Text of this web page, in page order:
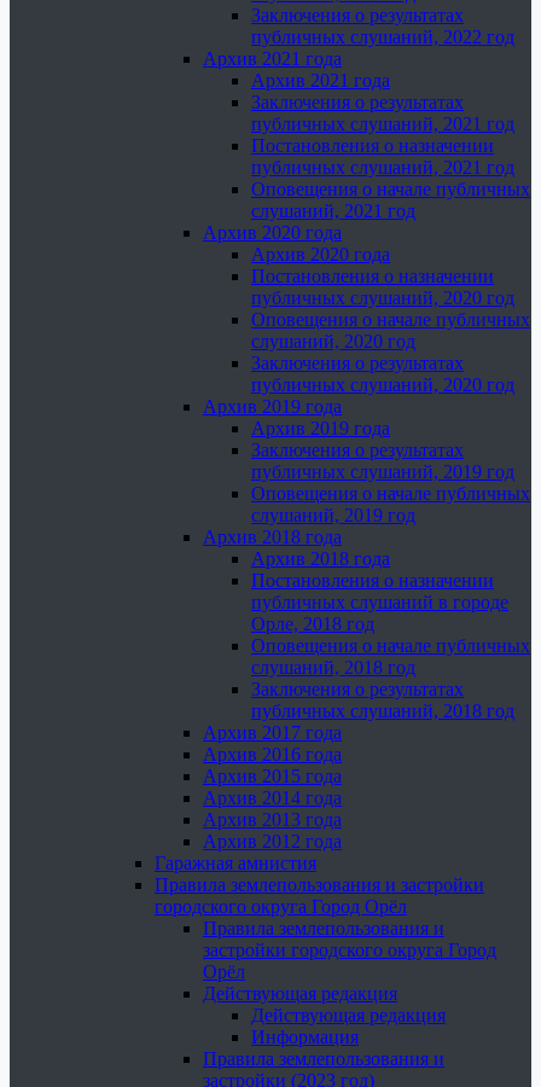
Заключения о результатах
публичных слушаний, 2022 год
Архив 2021 года
Архив 2021 года
Заключения о результатах
публичных слушаний, 2021 год
Постановления о назначении
публичных слушаний, 2021 год
Оповещения о начале публичных
слушаний, 2021 год
Архив 2020 года
Архив 2020 года
Постановления о назначении
публичных слушаний, 2020 год
Оповещения о начале публичных
слушаний, 2020 год
Заключения о результатах
публичных слушаний, 2020 год
Архив 2019 года
Архив 2019 года
Заключения о результатах
публичных слушаний, 2019 год
Оповещения о начале публичных
слушаний, 2019 год
Архив 2018 года
Архив 2018 года
Постановления о назначении
публичных слушаний в городе
Орле, 2018 год
Оповещения о начале публичных
слушаний, 2018 год
Заключения о результатах
публичных слушаний, 2018 год
Архив 2017 года
Архив 2016 года
Архив 2015 года
Архив 2014 года
Архив 2013 года
Архив 2012 года
Гаражная амнистия
Правила землепользования и застройки
городского округа Город Орёл
Правила землепользования и
застройки городского округа Город
Орёл
Действующая редакция
Действующая редакция
Информация
Правила землепользования и
застройки (2023 год)